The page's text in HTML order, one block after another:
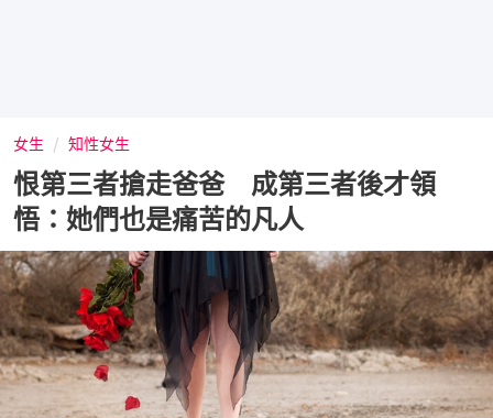
女生 知性女生
恨第三者搶走爸爸 成第三者後才領
悟：她們也是痛苦的凡人